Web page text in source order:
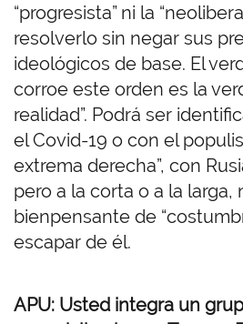
“progresista” ni la
resolverlo sin negar sus
ideológicos de base. El
corroe este orden es la
realidad”. Podrá ser
el Covid-19 o con el
extrema derecha”, con
pero a la corta o a la larga,
bienpensante de
escapar de él.
APU: Usted integra un